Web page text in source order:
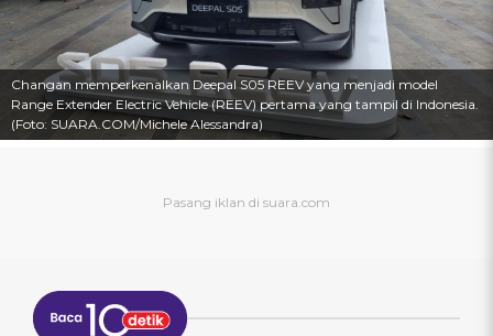
Changan memperkenalkan Deepal S05 REEV yang menjadi model
Range Extender Electric Vehicle (REEV) pertama yang tampil di Indonesia.
(Foto: SUARA.COM/Michele Alessandra)